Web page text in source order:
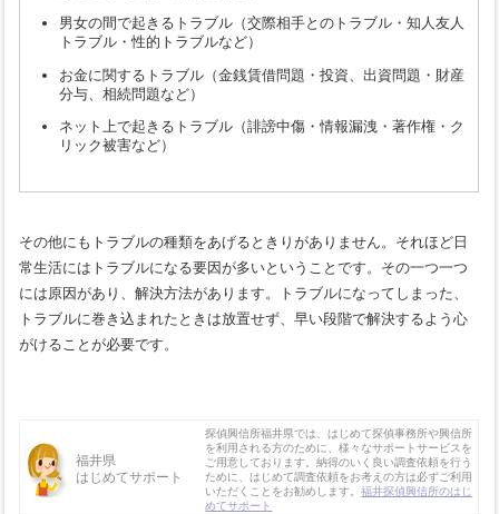
男女の間で起きるトラブル（交際相手とのトラブル・知人友人
トラブル・性的トラブルなど）
お金に関するトラブル（金銭賃借問題・投資、出資問題・財産
分与、相続問題など）
ネット上で起きるトラブル（誹謗中傷・情報漏洩・著作権・ク
リック被害など）
その他にもトラブルの種類をあげるときりがありません。それほど日
常生活にはトラブルになる要因が多いということです。その一つ一つ
には原因があり、解決方法があります。トラブルになってしまった、
トラブルに巻き込まれたときは放置せず、早い段階で解決するよう心
がけることが必要です。
福井県
はじめてサポート
探偵興信所福井県では、はじめて探偵事務所や興信所
を利用される方のために、様々なサポートサービスを
ご用意しております。納得のいく良い調査依頼を行う
ために、はじめて調査依頼をお考えの方は必ずご利用
いただくことをお勧めします。福井探偵興信所のはじ
めてサポート